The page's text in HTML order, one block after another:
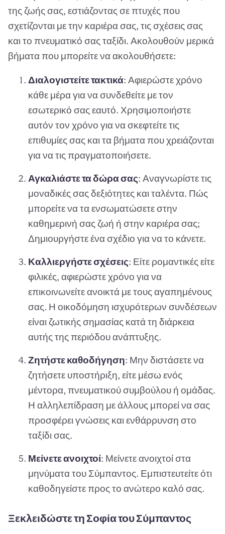
της ζωής σας, εστιάζοντας σε πτυχές που
σχετίζονται με την καριέρα σας, τις σχέσεις σας
και το πνευματικό σας ταξίδι. Ακολουθούν μερικά
βήματα που μπορείτε να ακολουθήσετε:
Διαλογιστείτε τακτικά: Αφιερώστε χρόνο
κάθε μέρα για να συνδεθείτε με τον
εσωτερικό σας εαυτό. Χρησιμοποιήστε
αυτόν τον χρόνο για να σκεφτείτε τις
επιθυμίες σας και τα βήματα που χρειάζονται
για να τις πραγματοποιήσετε.
Αγκαλιάστε τα δώρα σας: Αναγνωρίστε τις
μοναδικές σας δεξιότητες και ταλέντα. Πώς
μπορείτε να τα ενσωματώσετε στην
καθημερινή σας ζωή ή στην καριέρα σας;
Δημιουργήστε ένα σχέδιο για να το κάνετε.
Καλλιεργήστε σχέσεις: Είτε ρομαντικές είτε
φιλικές, αφιερώστε χρόνο για να
επικοινωνείτε ανοικτά με τους αγαπημένους
σας. Η οικοδόμηση ισχυρότερων συνδέσεων
είναι ζωτικής σημασίας κατά τη διάρκεια
αυτής της περιόδου ανάπτυξης.
Ζητήστε καθοδήγηση: Μην διστάσετε να
ζητήσετε υποστήριξη, είτε μέσω ενός
μέντορα, πνευματικού συμβούλου ή ομάδας.
Η αλληλεπίδραση με άλλους μπορεί να σας
προσφέρει γνώσεις και ενθάρρυνση στο
ταξίδι σας.
Μείνετε ανοιχτοί: Μείνετε ανοιχτοί στα
μηνύματα του Σύμπαντος. Εμπιστευτείτε ότι
καθοδηγείστε προς το ανώτερο καλό σας.
Ξεκλειδώστε τη Σοφία του Σύμπαντος